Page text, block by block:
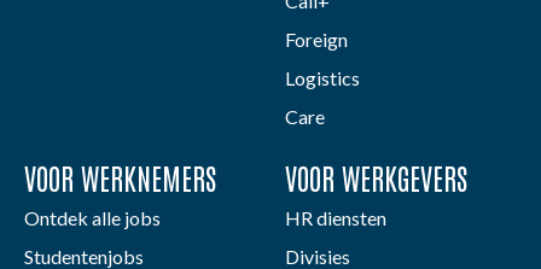
Foreign
Logistics
Care
VOOR WERKNEMERS
Ontdek alle jobs
Studentenjobs
VOOR WERKGEVERS
HR diensten
Divisies